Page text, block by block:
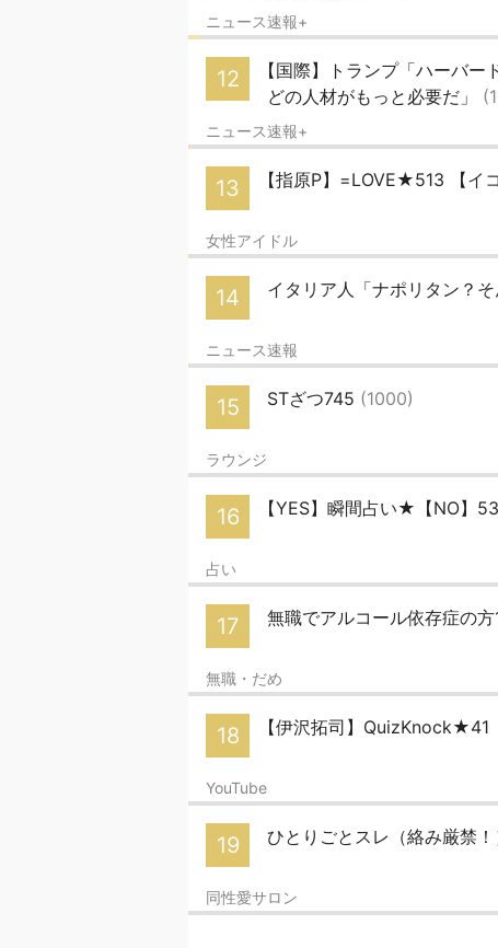
ニュース速報+
12
【国際】トランプ「ハーバ
どの人材がもっと必要だ」
ニュース速報+
13 【指原P】=LOVE★513 【イ
女性アイドル
14 イタリア人「ナポリタン？
ニュース速報
15 STざつ745 (1000)
ラウンジ
16 【YES】瞬間占い★【NO】53
占い
17 無職でアルコール依存症の
無職・だめ
18 【伊沢拓司】QuizKnock★41
YouTube
19 ひとりごとスレ（絡み厳禁
同性愛サロン